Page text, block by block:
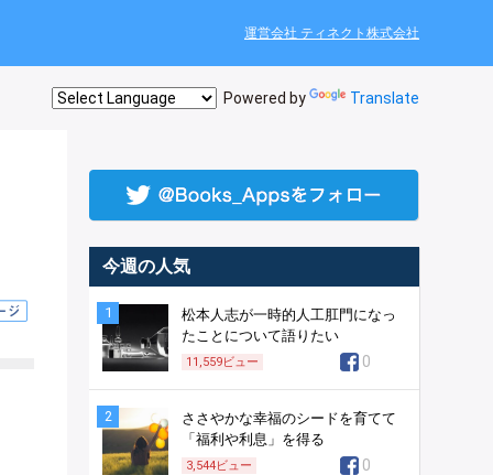
運営会社 ティネクト株式会社
Powered by Translate
今週の人気
1
松本人志が一時的人工肛門になっ
たことについて語りたい
11,559ビュー 0
2
ささやかな幸福のシードを育てて
「福利や利息」を得る
3,544ビュー 0